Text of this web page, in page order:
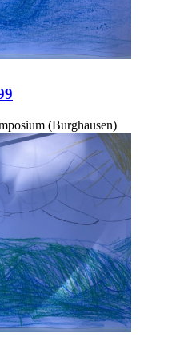
(Burghausen)